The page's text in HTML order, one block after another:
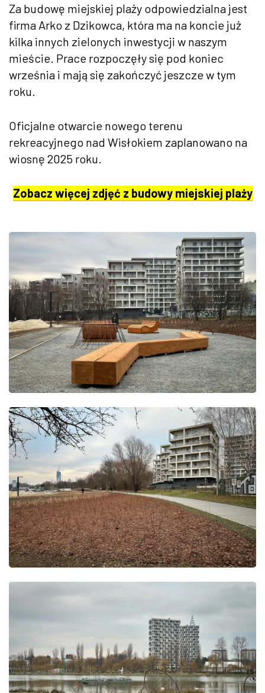
Za budowę miejskiej plaży odpowiedzialna jest
firma Arko z Dzikowca, która ma na koncie już
kilka innych zielonych inwestycji w naszym
mieście. Prace rozpoczęły się pod koniec
września i mają się zakończyć jeszcze w tym
roku.
Oficjalne otwarcie nowego terenu
rekreacyjnego nad Wisłokiem zaplanowano na
wiosnę 2025 roku.
Zobacz więcej zdjęć z budowy miejskiej plaży